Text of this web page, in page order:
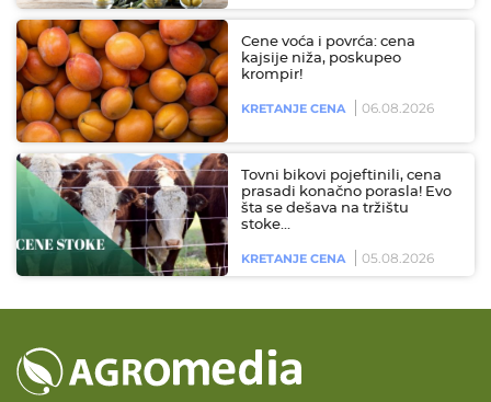
Cene voća i povrća: cena
kajsije niža, poskupeo
krompir!
KRETANJE CENA 06.08.2026
Tovni bikovi pojeftinili, cena
prasadi konačno porasla! Evo
šta se dešava na tržištu
stoke…
KRETANJE CENA 05.08.2026